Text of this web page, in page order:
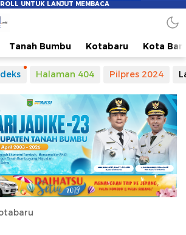
Tanah Bumbu Kotabaru Kota
Halaman 404 Pilpres 2024